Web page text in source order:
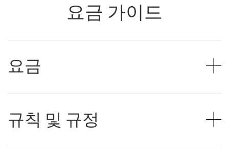
요금 가이드
요금
규칙 및 규정